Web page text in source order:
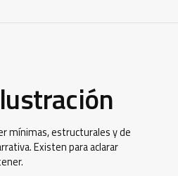
mínimas, estructurales y de
Existen para aclarar